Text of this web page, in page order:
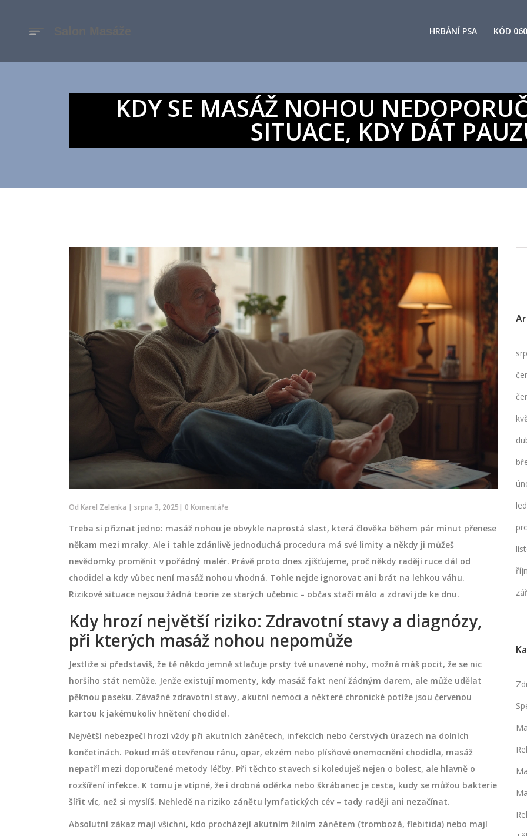
HRBÁNÍ PSA KÓD
KDY SE MASÁŽ NOHOU
SITUACE, KDY DÁT
Od Karel Zelenka | srpna 3, 2025| 0 Komentáře
Treba si přiznat jedno: masáž nohou je obvykle naprostá slast, která člověka během pár minut přenese
někam mezi mraky. Ale i tahle zdánlivě jednoduchá procedura má své limity a někdy ji můžeš
nevědomky proměnit v pořádný malér. Právě proto dnes zjišťujeme, proč někdy raději ruce dál od
chodidel a kdy vůbec není masáž nohou vhodná. Tohle nejde ignorovat ani brát na lehkou váhu.
Rizikové situace nejsou žádná teorie ze starých učebnic – občas stačí málo a zdraví jde ke dnu.
Kdy hrozí největší riziko: Zdravotní stavy a diagnózy,
při kterých masáž nohou nepomůže
Jestliže si představíš, že tě někdo jemně stlačuje prsty tvé unavené nohy, možná máš pocit, že se nic
horšího stát nemůže. Jenže existují momenty, kdy masáž fakt není žádným darem, ale může udělat
pěknou paseku. Závažné zdravotní stavy, akutní nemoci a některé chronické potíže jsou červenou
kartou k jakémukoliv hnětení chodidel.
Největší nebezpečí hrozí vždy při akutních zánětech, infekcích nebo čerstvých úrazech na dolních
končetinách. Pokud máš otevřenou ránu, opar, ekzém nebo plísňové onemocnění chodidla, masáž
nepatří mezi doporučené metody léčby. Při těchto stavech si koleduješ nejen o bolest, ale hlavně o
rozšíření infekce. K tomu je vtipné, že i drobná oděrka nebo škrábanec je cesta, kudy se můžou bakterie
šířit víc, než si myslíš. Nehledě na riziko zánětu lymfatických cév – tady raději ani nezačínat.
Absolutní zákaz mají všichni, kdo procházejí akutním žilním zánětem (trombozá, flebitida) nebo mají